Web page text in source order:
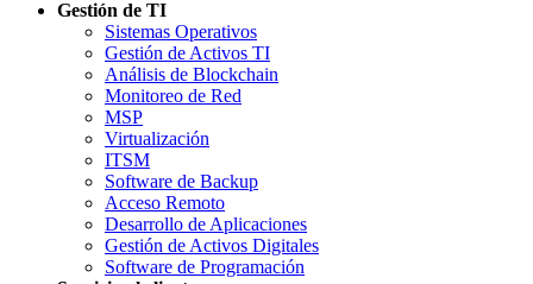
Gestión de TI
Sistemas Operativos
Gestión de Activos TI
Análisis de Blockchain
Monitoreo de Red
MSP
Virtualización
ITSM
Software de Backup
Acceso Remoto
Desarrollo de Aplicaciones
Gestión de Activos Digitales
Software de Programación